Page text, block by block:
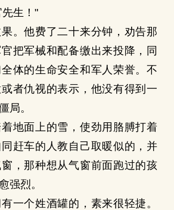
生！"
他费了二十来分钟，劝告那
把军械和配备缴出来投降，同
体的生命安全和军人荣誉。不
者仇视的表示，他没有得到一
局。
面上的雪，使劲用胳膊打着
赶车的人教自己取暖似的，并
，那种想从气窗前面跑过的孩
强烈。
个姓酒罐的，素来很轻捷。